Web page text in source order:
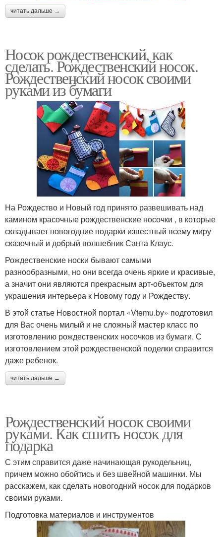
читать дальше →
Носок рождественский, как
сделать. Рождественский носок.
Рождественский носок своими
руками из бумаги
На Рождество и Новый год принято развешивать над
камином красочные рождественские носочки , в которые
складывает новогодние подарки известный всему миру
сказочный и добрый волшебник Санта Клаус.
Рождественские носки бывают самыми
разнообразными, но они всегда очень яркие и красивые,
а значит они являются прекрасным арт-объектом для
украшения интерьера к Новому году и Рождеству.
В этой статье Новостной портал «Vtemu.by» подготовил
для Вас очень милый и не сложный мастер класс по
изготовлению рождественских носочков из бумаги. С
изготовлением этой рождественской поделки справится
даже ребенок.
читать дальше →
Рождественский носок своими
руками. Как сшить носок для
подарка
С этим справится даже начинающая рукодельниц,
причем можно обойтись и без швейной машинки. Мы
расскажем, как сделать новогодний носок для подарков
своими руками.
Подготовка материалов и инструментов